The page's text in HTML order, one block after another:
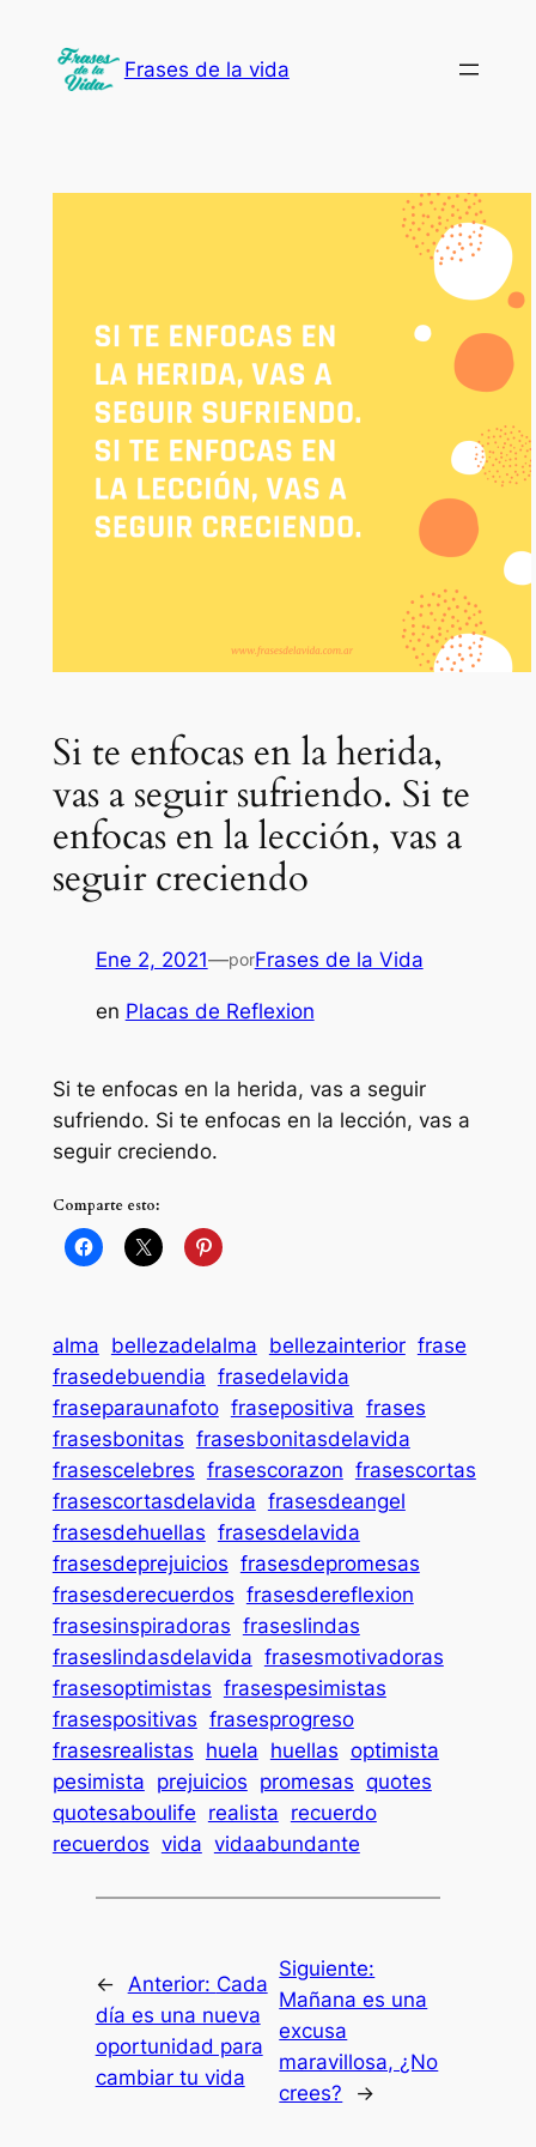
contenido
Frases de la vida
Si te enfocas en la herida,
vas a seguir sufriendo. Si te
enfocas en la lección, vas a
seguir creciendo
Ene 2, 2021—porFrases de la Vida
en Placas de Reflexion
Si te enfocas en la herida, vas a seguir
sufriendo. Si te enfocas en la lección, vas a
seguir creciendo.
Comparte esto:
alma bellezadelalma bellezainterior frase
frasedebuendia frasedelavida
fraseparaunafoto frasepositiva frases
frasesbonitas frasesbonitasdelavida
frasescelebres frasescorazon frasescortas
frasescortasdelavida frasesdeangel
frasesdehuellas frasesdelavida
frasesdeprejuicios frasesdepromesas
frasesderecuerdos frasesdereflexion
frasesinspiradoras fraseslindas
fraseslindasdelavida frasesmotivadoras
frasesoptimistas frasespesimistas
frasespositivas frasesprogreso
frasesrealistas huela huellas optimista
pesimista prejuicios promesas quotes
quotesaboulife realista recuerdo
recuerdos vida vidaabundante
← Anterior: Cada
día es una nueva
oportunidad para
cambiar tu vida
Siguiente:
Mañana es una
excusa
maravillosa, ¿No
crees?
→